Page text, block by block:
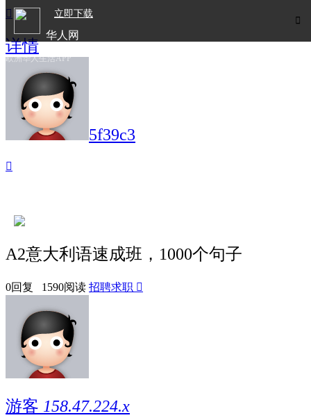

立即下载
华人网
欧洲华人生活APP

详情
5f39c3

A2意大利语速成班，1000个句子
0回复 1590阅读 招聘求职 
游客 158.47.224.x